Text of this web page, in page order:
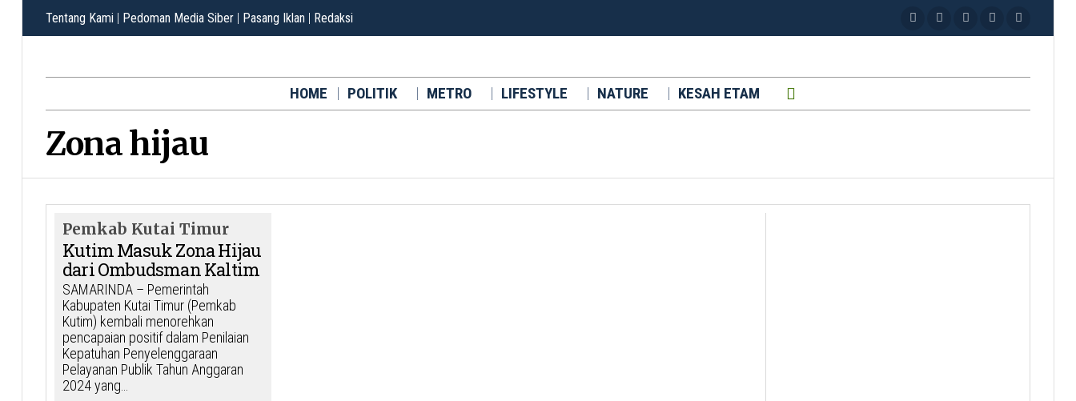
Tentang Kami | Pedoman Media Siber | Pasang Iklan | Redaksi
HOME POLITIK METRO LIFESTYLE NATURE KESAH ETAM
Zona hijau
Pemkab Kutai Timur
Kutim Masuk Zona Hijau
dari Ombudsman Kaltim
SAMARINDA – Pemerintah
Kabupaten Kutai Timur (Pemkab
Kutim) kembali menorehkan
pencapaian positif dalam Penilaian
Kepatuhan Penyelenggaraan
Pelayanan Publik Tahun Anggaran
2024 yang…